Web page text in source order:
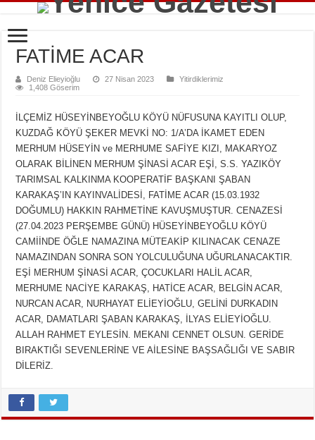
FATİME ACAR
Deniz Elieyioğlu 27 Nisan 2023
Yitirdiklerimiz
1,408 Göserim
İLÇEMİZ HÜSEYİNBEYOĞLU KÖYÜ NÜFUSUNA KAYITLI OLUP,
KUZDAĞ KÖYÜ ŞEKER MEVKİ NO: 1/A’DA İKAMET EDEN
MERHUM HÜSEYİN ve MERHUME SAFİYE KIZI, MAKARYOZ
OLARAK BİLİNEN MERHUM ŞİNASİ ACAR EŞİ, S.S. YAZIKÖY
TARIMSAL KALKINMA KOOPERATİF BAŞKANI ŞABAN
KARAKAŞ’IN KAYINVALİDESİ, FATİME ACAR (15.03.1932
DOĞUMLU) HAKKIN RAHMETİNE KAVUŞMUŞTUR. CENAZESİ
(27.04.2023 PERŞEMBE GÜNÜ) HÜSEYİNBEYOĞLU KÖYÜ
CAMİİNDE ÖĞLE NAMAZINA MÜTEAKİP KILINACAK CENAZE
NAMAZINDAN SONRA SON YOLCULUĞUNA UĞURLANACAKTIR.
EŞİ MERHUM ŞİNASİ ACAR, ÇOCUKLARI HALİL ACAR,
MERHUME NACİYE KARAKAŞ, HATİCE ACAR, BELGİN ACAR,
NURCAN ACAR, NURHAYAT ELİEYİOĞLU, GELİNİ DURKADIN
ACAR, DAMATLARI ŞABAN KARAKAŞ, İLYAS ELİEYİOĞLU.
ALLAH RAHMET EYLESİN. MEKANI CENNET OLSUN. GERİDE
BIRAKTIĞI SEVENLERİNE VE AİLESİNE BAŞSAĞLIĞI VE SABIR
DİLERİZ.